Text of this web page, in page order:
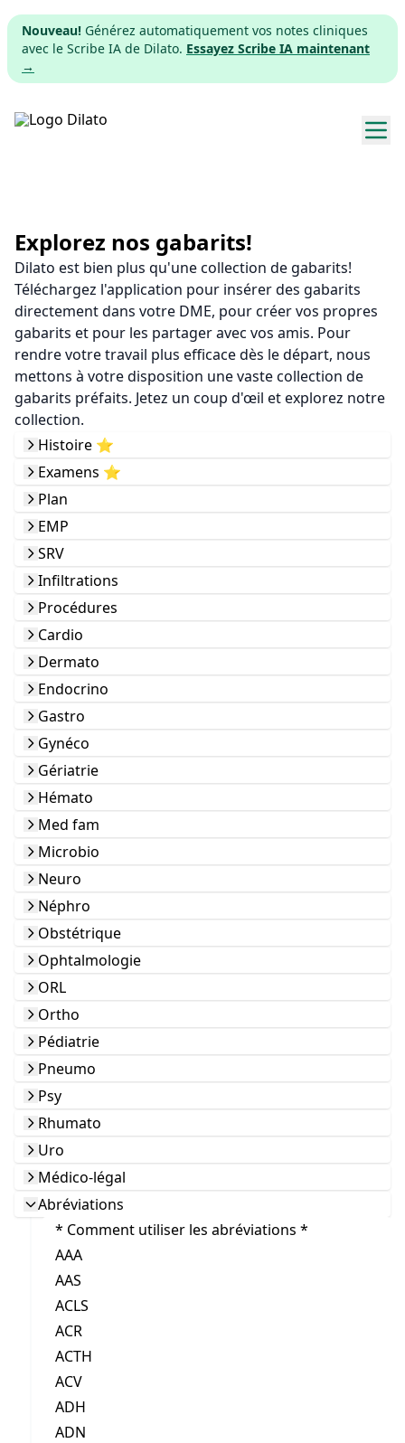
Nouveau! Générez automatiquement vos notes cliniques
avec le Scribe IA de Dilato. Essayez Scribe IA maintenant
→
Tarifs
Télécharger
App web
S'inscrire
Explorez nos gabarits!
Dilato est bien plus qu'une collection de gabarits!
Téléchargez l'application pour insérer des gabarits
directement dans votre DME, pour créer vos propres
gabarits et pour les partager avec vos amis. Pour
rendre votre travail plus efficace dès le départ, nous
mettons à votre disposition une vaste collection de
gabarits préfaits. Jetez un coup d'œil et explorez notre
collection.
Histoire ⭐️
Examens ⭐️
Plan
EMP
SRV
Infiltrations
Procédures
Cardio
Dermato
Endocrino
Gastro
Gynéco
Gériatrie
Hémato
Med fam
Microbio
Neuro
Néphro
Obstétrique
Ophtalmologie
ORL
Ortho
Pédiatrie
Pneumo
Psy
Rhumato
Uro
Médico-légal
Abréviations
* Comment utiliser les abréviations *
AAA
AAS
ACLS
ACR
ACTH
ACV
ADH
ADN